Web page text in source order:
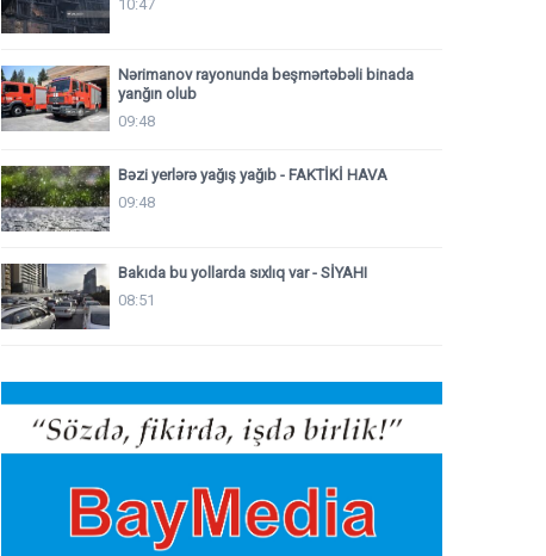
10:47
Nərimanov rayonunda beşmərtəbəli binada
yanğın olub
09:48
Bəzi yerlərə yağış yağıb - FAKTİKİ HAVA
09:48
Bakıda bu yollarda sıxlıq var - SİYAHI
08:51